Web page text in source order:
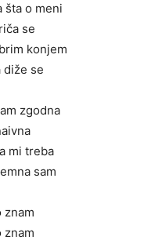
šta o meni
se
konjem
diže se
zgodna
mi treba
sam
znam
znam